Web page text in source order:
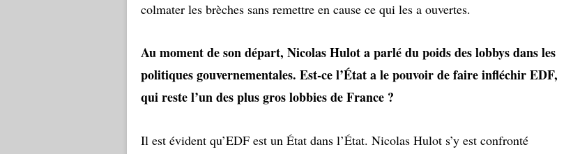
colmater les brèches sans remettre en cause ce qui les a ouvertes.
Au moment de son départ, Nicolas Hulot a parlé du poids des lobbys dans les
politiques gouvernementales. Est-ce l’État a le pouvoir de faire infléchir EDF,
qui reste l’un des plus gros lobbies de France ?
Il est évident qu’EDF est un État dans l’État. Nicolas Hulot s’y est confronté